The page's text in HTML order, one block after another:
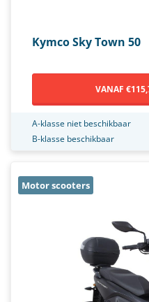
Kymco Sky Town 50
VANAF
A-klasse niet beschikbaar
B-klasse beschikbaar
Motor scooters